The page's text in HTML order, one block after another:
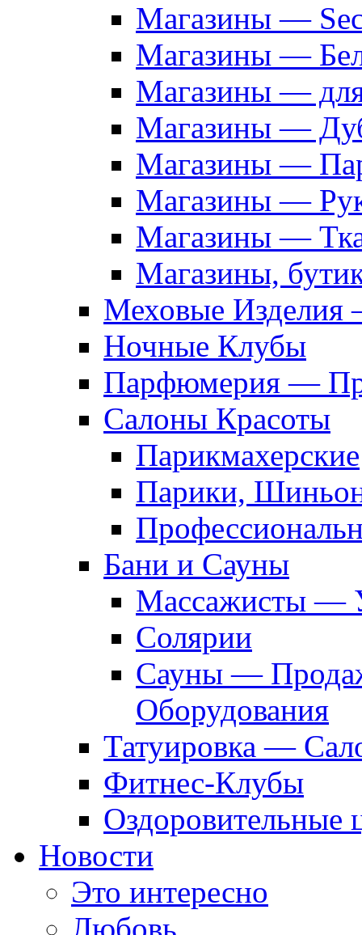
Магазины —
Магазины —
Магазины —
Магазины —
Магазины —
Магазины —
Магазины —
Магазины,
Меховые Изделия
Ночные Клубы
Парфюмерия —
Салоны Красоты
Парикмахерские
Парики,
Бани и Сауны
Массажисты —
Солярии
Сауны —
Оборудования
Татуировка —
Фитнес-Клубы
Оздоровительные
Новости
Это интересно